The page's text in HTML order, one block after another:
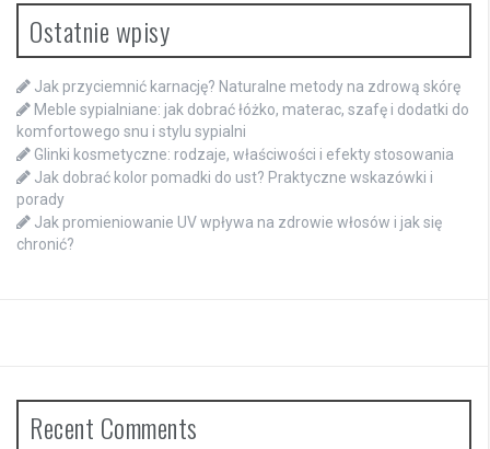
Ostatnie wpisy
Jak przyciemnić karnację? Naturalne metody na zdrową skórę
Meble sypialniane: jak dobrać łóżko, materac, szafę i dodatki do
komfortowego snu i stylu sypialni
Glinki kosmetyczne: rodzaje, właściwości i efekty stosowania
Jak dobrać kolor pomadki do ust? Praktyczne wskazówki i
porady
Jak promieniowanie UV wpływa na zdrowie włosów i jak się
chronić?
Recent Comments